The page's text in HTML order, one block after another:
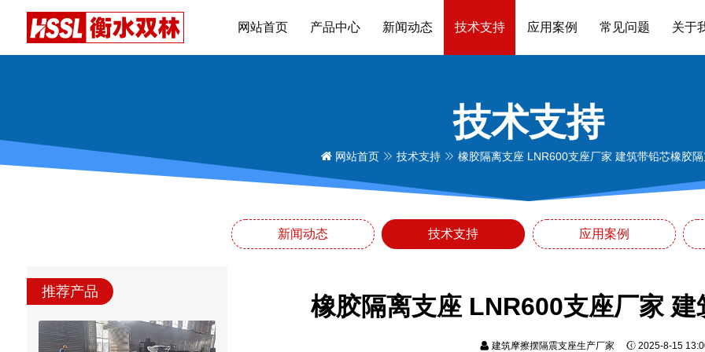
网站首页 产品中心 新闻动态 技术支持 应用案例 常见问题 关于
技术支持
网站首页 技术支持 橡胶隔离支座 LNR600支座厂家 建筑带铅芯橡胶
新闻动态 技术支持 应用案例
推荐产品
橡胶隔离支座 LNR600支座厂家
建筑摩擦摆隔震支座生产厂家 2025-8-15